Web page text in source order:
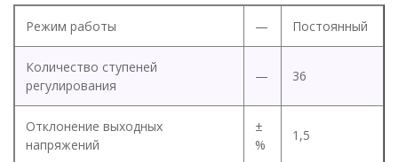
Режим работы — Постоянный
Количество ступеней
регулирования
— 36
Отклонение выходных
напряжений
±
%
1,5